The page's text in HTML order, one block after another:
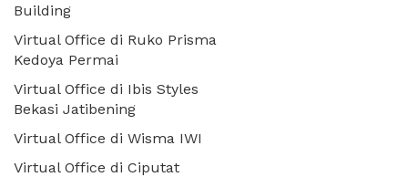
Building
Virtual Office di Ruko Prisma
Kedoya Permai
Virtual Office di Ibis Styles
Bekasi Jatibening
Virtual Office di Wisma IWI
Virtual Office di Ciputat